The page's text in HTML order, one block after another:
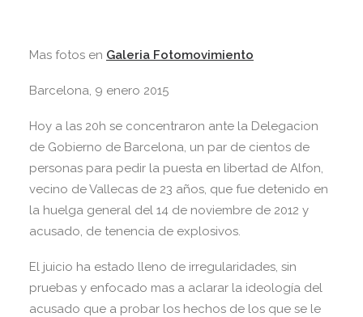
Mas fotos en Galeria Fotomovimiento
Barcelona, 9 enero 2015
Hoy a las 20h se concentraron ante la Delegacion
de Gobierno de Barcelona, un par de cientos de
personas para pedir la puesta en libertad de Alfon,
vecino de Vallecas de 23 años, que fue detenido en
la huelga general del 14 de noviembre de 2012 y
acusado, de tenencia de explosivos.
El juicio ha estado lleno de irregularidades, sin
pruebas y enfocado mas a aclarar la ideología del
acusado que a probar los hechos de los que se le